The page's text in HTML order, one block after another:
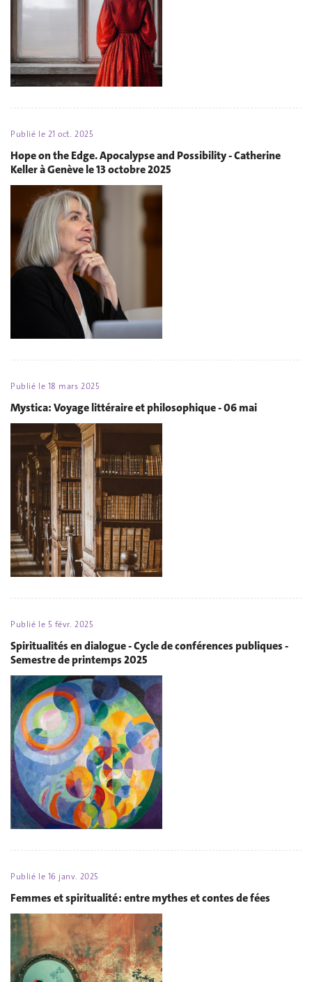
Publié le 21 oct. 2025
Hope on the Edge. Apocalypse and Possibility - Catherine
Keller à Genève le 13 octobre 2025
Publié le 18 mars 2025
Mystica: Voyage littéraire et philosophique - 06 mai
Publié le 5 févr. 2025
Spiritualités en dialogue - Cycle de conférences publiques -
Semestre de printemps 2025
Publié le 16 janv. 2025
Femmes et spiritualité : entre mythes et contes de fées